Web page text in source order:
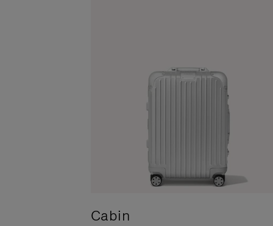
Cabin